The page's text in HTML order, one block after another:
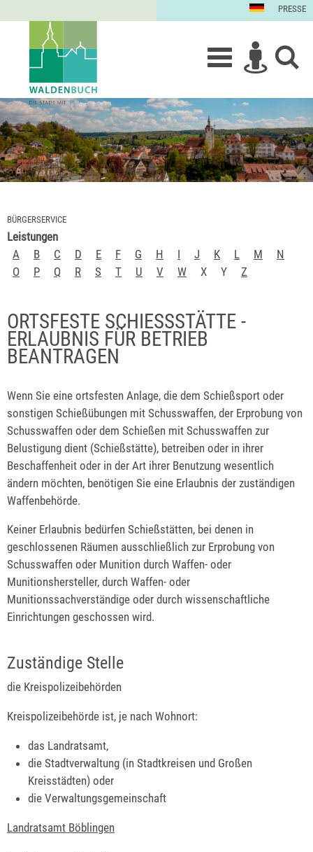
PRESSE
BÜRGERSERVICE
Leistungen
A
B C D E F G H I J K L M
N
O
P Q R S T U V W X Y Z
ORTSFESTE SCHIESSSTÄTTE - E
RLAUBNIS FÜR BETRIEB B
EANTRAGEN
Wenn Sie eine ortsfesten Anlage, die dem Schießsport oder
sonstigen Schießübungen mit Schusswaffen, der Erprobung von
Schusswaffen oder dem Schießen mit Schusswaffen zur
Belustigung dient (Schießstätte), betreiben oder in ihrer
Beschaffenheit oder in der Art ihrer Benutzung wesentlich
ändern möchten, benötigen Sie eine Erlaubnis der zuständigen
Waffenbehörde.
Keiner Erlaubnis bedürfen Schießstätten, bei denen in
geschlossenen Räumen ausschließlich zur Erprobung von
Schusswaffen oder Munition durch Waffen- oder
Munitionshersteller, durch Waffen- oder
Munitionssachverständige oder durch wissenschaftliche
Einrichtungen geschossen wird.
Zuständige Stelle
die Kreispolizeibehörden
Kreispolizeibehörde ist, je nach Wohnort:
das Landratsamt,
die Stadtverwaltung (in Stadtkreisen und Großen
Kreisstädten) oder
die Verwaltungsgemeinschaft
Landratsamt Böblingen